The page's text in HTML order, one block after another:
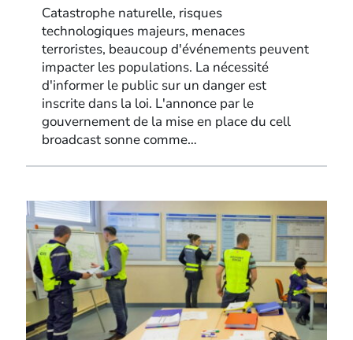
Catastrophe naturelle, risques
technologiques majeurs, menaces
terroristes, beaucoup d'événements peuvent
impacter les populations. La nécessité
d'informer le public sur un danger est
inscrite dans la loi. L'annonce par le
gouvernement de la mise en place du cell
broadcast sonne comme…